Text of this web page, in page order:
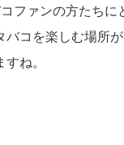
ファンの方たちに
バコを楽しむ場所
ね。